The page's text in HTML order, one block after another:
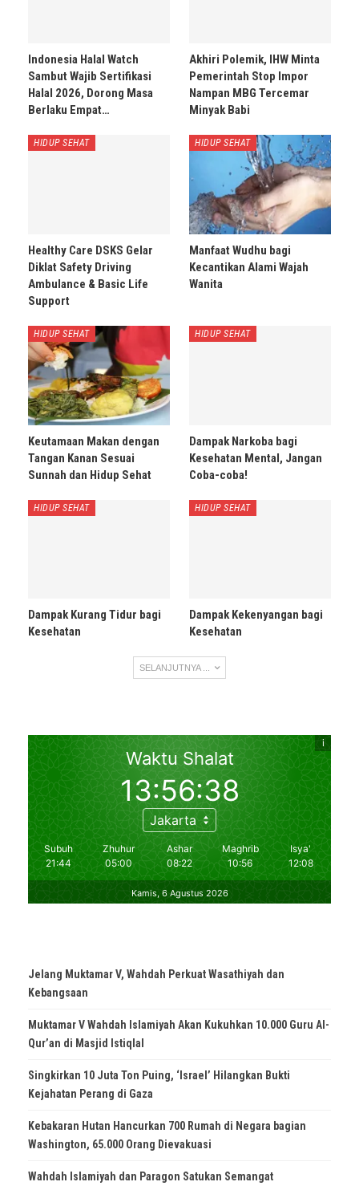
Indonesia Halal Watch
Sambut Wajib Sertifikasi
Halal 2026, Dorong Masa
Berlaku Empat…
Akhiri Polemik, IHW Minta
Pemerintah Stop Impor
Nampan MBG Tercemar
Minyak Babi
HIDUP SEHAT
Healthy Care DSKS Gelar
Diklat Safety Driving
Ambulance & Basic Life
Support
HIDUP SEHAT
Manfaat Wudhu bagi
Kecantikan Alami Wajah
Wanita
HIDUP SEHAT
Keutamaan Makan dengan
Tangan Kanan Sesuai
Sunnah dan Hidup Sehat
HIDUP SEHAT
Dampak Narkoba bagi
Kesehatan Mental, Jangan
Coba-coba!
HIDUP SEHAT
Dampak Kurang Tidur bagi
Kesehatan
HIDUP SEHAT
Dampak Kekenyangan bagi
Kesehatan
SELANJUTNYA ...
Jelang Muktamar V, Wahdah Perkuat Wasathiyah dan
Kebangsaan
Muktamar V Wahdah Islamiyah Akan Kukuhkan 10.000 Guru Al-
Qur’an di Masjid Istiqlal
Singkirkan 10 Juta Ton Puing, ‘Israel’ Hilangkan Bukti
Kejahatan Perang di Gaza
Kebakaran Hutan Hancurkan 700 Rumah di Negara bagian
Washington, 65.000 Orang Dievakuasi
Wahdah Islamiyah dan Paragon Satukan Semangat